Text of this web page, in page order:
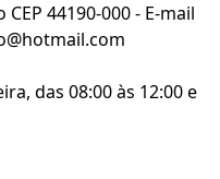
44190-000 - E-mail
das 08:00 às 12:00 e